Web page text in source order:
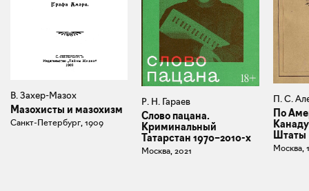
В. Захер-Мазох
Мазохисты и мазохизм
Санкт-Петербург, 1909
Р. Н. Гараев
Слово пацана.
Криминальный
Татарстан 1970–2010-х
Москва, 2021
П. С.
По
Штаты
Москва,